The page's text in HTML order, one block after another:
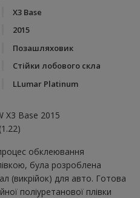
X3 Base
2015
Позашляховик
Стійки лобового скла
LLumar Platinum
X3 Base 2015
обклеювання
була розроблена
(викрійок) для авто. Готова
поліуретанової плівки